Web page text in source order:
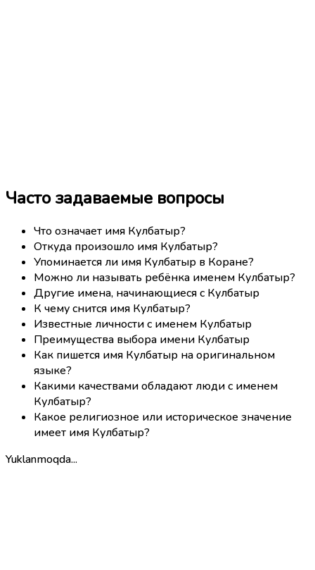
Часто задаваемые вопросы
Что означает имя Кулбатыр?
Откуда произошло имя Кулбатыр?
Упоминается ли имя Кулбатыр в Коране?
Можно ли называть ребёнка именем Кулбатыр?
Другие имена, начинающиеся с Кулбатыр
К чему снится имя Кулбатыр?
Известные личности с именем Кулбатыр
Преимущества выбора имени Кулбатыр
Как пишется имя Кулбатыр на оригинальном
языке?
Какими качествами обладают люди с именем
Кулбатыр?
Какое религиозное или историческое значение
имеет имя Кулбатыр?
Yuklanmoqda...